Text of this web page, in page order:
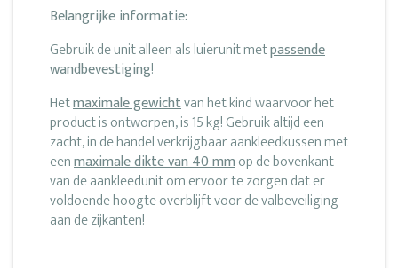
Belangrijke informatie:
Gebruik de unit alleen als luierunit metpassende
wandbevestiging!
Hetmaximale gewichtvan het kind waarvoor het
product is ontworpen, is 15 kg! Gebruik altijd een
zacht, in de handel verkrijgbaar aankleedkussen met
eenmaximale dikte van 40 mmop de bovenkant
van de aankleedunit om ervoor te zorgen dat er
voldoende hoogte overblijft voor de valbeveiliging
aan de zijkanten!